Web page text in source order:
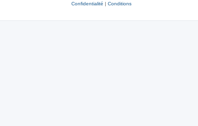
Confidentialité | Conditions